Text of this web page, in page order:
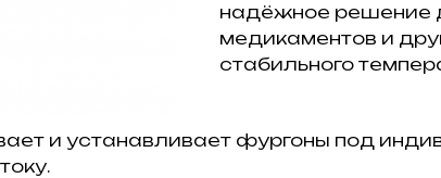
надёжное решение
медикаментов и
стабильного
и устанавливает фургоны под